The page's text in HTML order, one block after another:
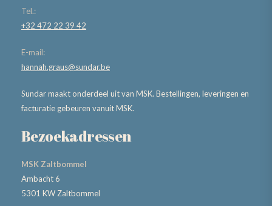
Tel.:
+32 472 22 39 42
E-mail:
hannah.graus@sundar.be
Sundar maakt onderdeel uit van MSK. Bestellingen, leveringen en
facturatie gebeuren vanuit MSK.
Bezoekadressen
MSK Zaltbommel
Ambacht 6
5301 KW Zaltbommel